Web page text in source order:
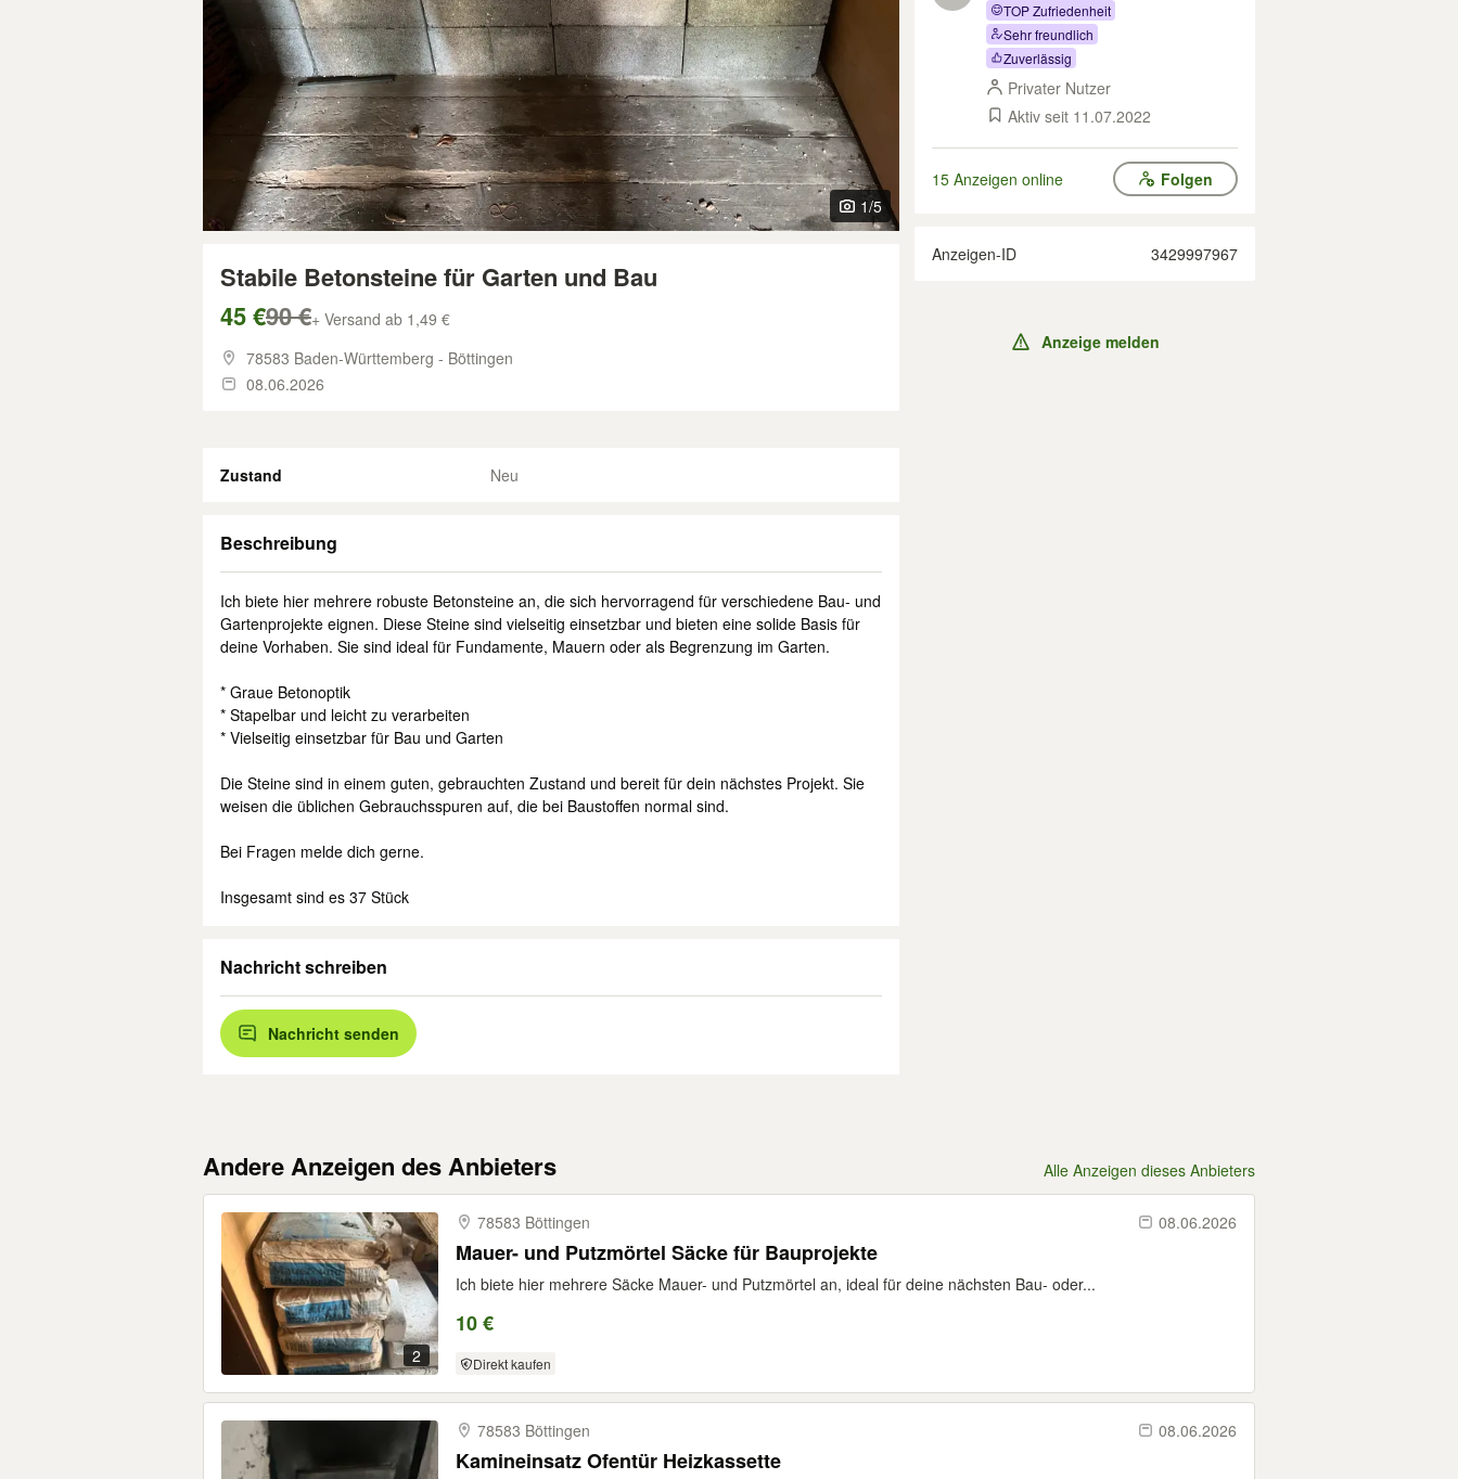
1/5
Stabile Betonsteine für Garten und Bau
45 €90 €+ Versand ab 1,49 €
78583 Baden-Württemberg - Böttingen
08.06.2026
Zustand Neu
Beschreibung
Ich biete hier mehrere robuste Betonsteine an, die sich hervorragend für verschiedene Bau- und
Gartenprojekte eignen. Diese Steine sind vielseitig einsetzbar und bieten eine solide Basis für
deine Vorhaben. Sie sind ideal für Fundamente, Mauern oder als Begrenzung im Garten.
* Graue Betonoptik
* Stapelbar und leicht zu verarbeiten
* Vielseitig einsetzbar für Bau und Garten
Die Steine sind in einem guten, gebrauchten Zustand und bereit für dein nächstes Projekt. Sie
weisen die üblichen Gebrauchsspuren auf, die bei Baustoffen normal sind.
Bei Fragen melde dich gerne.
Insgesamt sind es 37 Stück
Nachricht schreiben
Nachricht senden
TOP Zufriedenheit
Sehr freundlich
Zuverlässig
Privater Nutzer
Aktiv seit 11.07.2022
15 Anzeigen online Folgen
Anzeigen-ID 3429997967
Anzeige melden
Andere Anzeigen des Anbieters Alle Anzeigen dieses Anbieters
2
78583 Böttingen 08.06.2026
Mauer- und Putzmörtel Säcke für Bauprojekte
Ich biete hier mehrere Säcke Mauer- und Putzmörtel an, ideal für deine nächsten Bau- oder...
10 €
Direkt kaufen
78583 Böttingen 08.06.2026
Kamineinsatz Ofentür Heizkassette